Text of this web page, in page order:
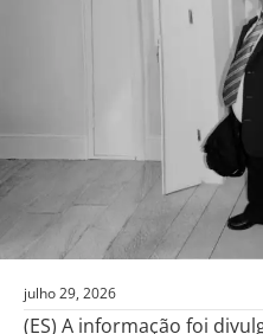
julho 29, 2026
(ES) A informação foi